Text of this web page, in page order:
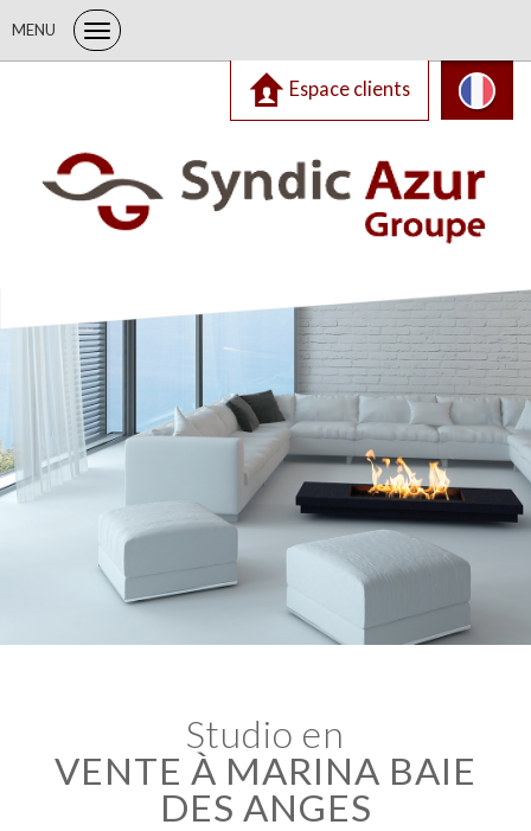
MENU
Espace clients
studio en
VENTE À MARINA BAIE
DES ANGES